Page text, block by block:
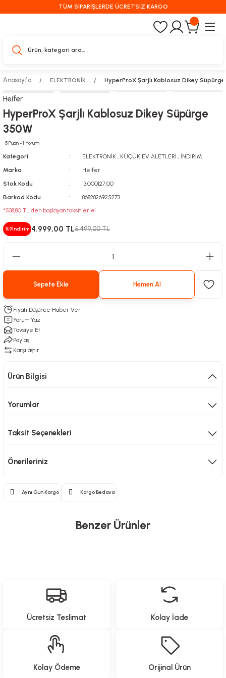
TÜM SİPARİŞLERDE ÜCRETSİZ KARGO
Anasayfa ELEKTRONİK HyperProX Şarjlı Kablosuz Dikey
Heifer
HyperProX Şarjlı Kablosuz Dikey Süpürge
350W
5 Puan - 1 Yorum
Kategori ELEKTRONİK , KÜÇÜK EV ALETLERİ , İNDİRİM
Marka
Heifer
Stok Kodu
13.000127.00
Barkod Kodu
8682826925273
*538,80 TL den başlayan taksitlerle!
%9İndirim 4.999,00 TL5.499,00 TL
Sepete Ekle Hemen Al
Fiyatı Düşünce Haber Ver
Yorum Yaz
Tavsiye Et
Paylaş
Karşılaştır
Ürün Bilgisi
Yorumlar
Taksit Seçenekleri
Önerileriniz
Aynı Gün Kargo Kargo Bedava
Benzer Ürünler
Uzaktan Kumandalı Işıklı Kanatsız Fan - 50 Watt
Ücretsiz Teslimat Kolay İade
Kolay Ödeme Orijinal Ürün